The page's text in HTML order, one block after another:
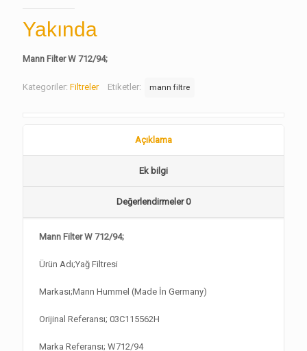
Yakında
Mann Filter W 712/94;
Kategoriler: Filtreler Etiketler: mann filtre
Açıklama
Ek bilgi
Değerlendirmeler0
Mann Filter W 712/94;
Ürün Adı;Yağ Filtresi
Markası;Mann Hummel (Made İn Germany)
Orijinal Referansı; 03C115562H
Marka Referansı; W712/94